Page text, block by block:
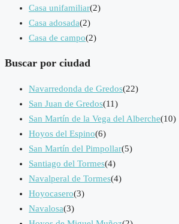
Casa unifamiliar(2)
Casa adosada(2)
Casa de campo(2)
Buscar por ciudad
Navarredonda de Gredos(22)
San Juan de Gredos(11)
San Martín de la Vega del Alberche(10)
Hoyos del Espino(6)
San Martín del Pimpollar(5)
Santiago del Tormes(4)
Navalperal de Tormes(4)
Hoyocasero(3)
Navalosa(3)